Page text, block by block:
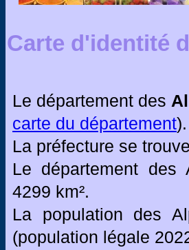
Carte d'identité
Le département des
carte du département).
La préfecture se
Le département des
4299 km².
La population des
(population légale